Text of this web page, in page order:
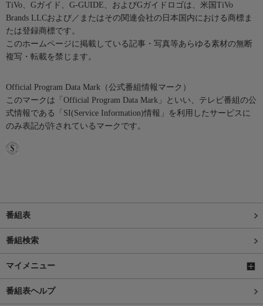
TiVo、Gガイド、G-GUIDE、およびGガイドロゴは、米国TiVo
Brands LLCおよび／またはその関連会社の日本国内における商標ま
たは登録商標です。
このホームページに掲載している記事・写真等あらゆる素材の無断
複写・転載を禁じます。
Official Program Data Mark（公式番組情報マーク）
このマークは「Official Program Data Mark」といい、テレビ番組の公
式情報である「SI(Service Information)情報」を利用したサービスに
のみ表記が許されているマークです。
番組表
番組検索
マイメニュー
番組表ヘルプ